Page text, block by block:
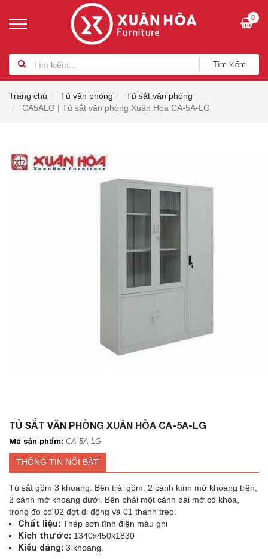
0
Tìm kiếm
Trang chủ Tủ văn phòng
Tủ sắt văn phòng
CA5ALG | Tủ sắt văn phòng Xuân Hòa CA-5A-LG
TỦ SẮT VĂN PHÒNG XUÂN HÒA CA-5A-LG
Mã sản phẩm: CA-5A-LG
THÔNG TIN NỔI BẬT
Tủ sắt gồm 3 khoang. Bên trái gồm: 2 cánh kính mở khoang trên,
2 cánh mở khoang dưới. Bên phải một cánh dài mở có khóa,
trong đó có 02 đợt di động và 01 thanh treo.
Chất liệu: Thép sơn tĩnh điện màu ghi
Kích thước: 1340x450x1830
Kiểu dáng: 3 khoang.